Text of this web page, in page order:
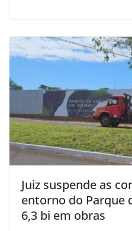
Juiz suspende as
entorno do Parque
6,3 bi em obras